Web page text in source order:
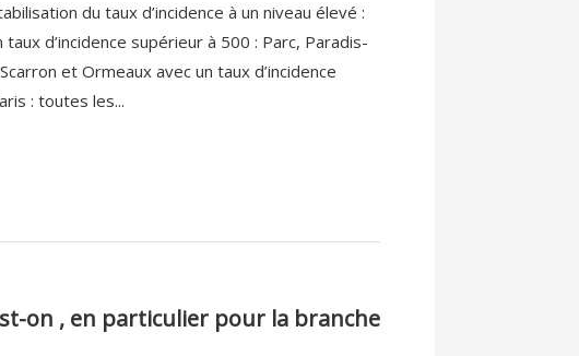
du taux d’incidence à un niveau élevé :
d’incidence supérieur à 500 : Parc, Paradis-
et Ormeaux avec un taux d’incidence
: toutes les...
on , en particulier pour la branche